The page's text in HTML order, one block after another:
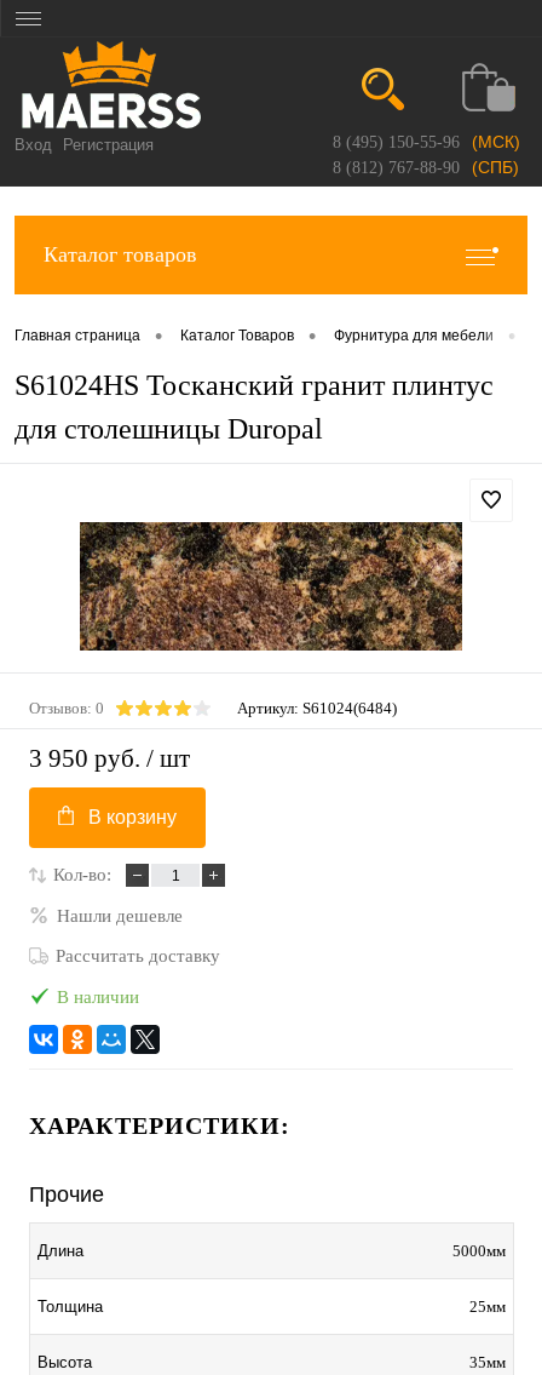
Вход Регистрация 8 (495) 150-55-96 (МСК)
8 (812) 767-88-90 (СПБ)
Каталог товаров
Главная страница • Каталог Товаров • Фурнитура для мебели •
S61024HS Тосканский гранит плинтус
для столешницы Duropal
Отзывов: 0 Артикул: S61024(6484)
3 950 руб. / шт
В корзину
Кол-во:
Нашли дешевле
Рассчитать доставку
В наличии
ХАРАКТЕРИСТИКИ:
Прочие
Длина 5000мм
Толщина 25мм
Высота 35мм